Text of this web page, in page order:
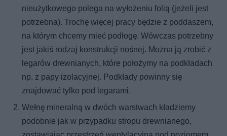
nieużytkowego polega na wyłożeniu folią (jeżeli jest
potrzebna). Trochę więcej pracy będzie z poddaszem,
na którym chcemy mieć podłogę. Wówczas potrzebny
jest jakiś rodzaj konstrukcji nośnej. Można ją zrobić z
legarów drewnianych, które położymy na podkładach
np. z papy izolacyjnej. Podkłady powinny się
znajdować tylko pod legarami.
Wełnę mineralną w dwóch warstwach kładziemy
podobnie jak w przypadku stropu drewnianego,